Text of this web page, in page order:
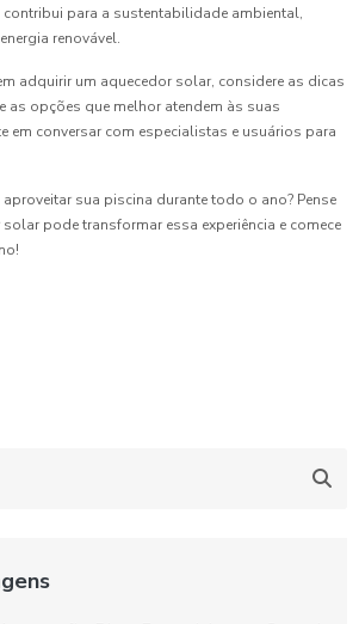
para a sustentabilidade ambiental,
renovável.
adquirir um aquecedor solar, considere as dicas
as opções que melhor atendem às suas
em conversar com especialistas e usuários para
sua piscina durante todo o ano? Pense
pode transformar essa experiência e comece